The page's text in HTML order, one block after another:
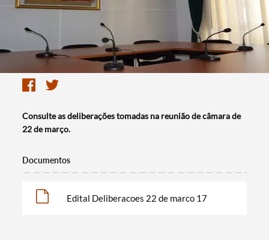
Consulte as deliberações tomadas na reunião de câmara de
22 de março.
Documentos
Edital Deliberacoes 22 de marco 17